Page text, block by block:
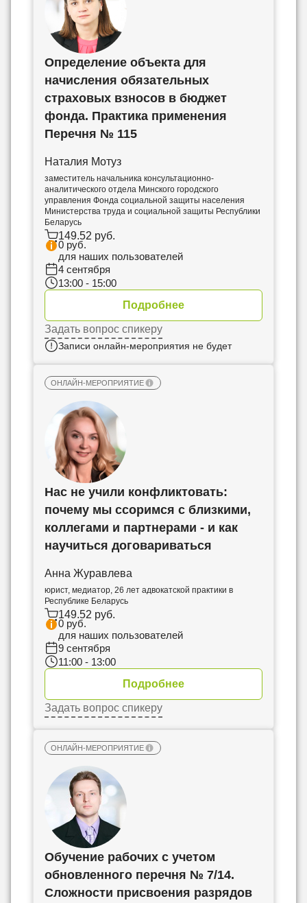
Определение объекта для
начисления обязательных
страховых взносов в бюджет
фонда. Практика применения
Перечня № 115
Наталия Мотуз
заместитель начальника консультационно-
аналитического отдела Минского городского
управления Фонда социальной защиты населения
Министерства труда и социальной защиты Республики
Беларусь
149.52 руб.
0 руб.
для наших пользователей
4 сентября
13:00 - 15:00
Подробнее
Задать вопрос спикеру
Записи онлайн-мероприятия не будет
ОНЛАЙН-МЕРОПРИЯТИЕ
Нас не учили конфликтовать:
почему мы ссоримся с близкими,
коллегами и партнерами - и как
научиться договариваться
Анна Журавлева
юрист, медиатор, 26 лет адвокатской практики в
Республике Беларусь
149.52 руб.
0 руб.
для наших пользователей
9 сентября
11:00 - 13:00
Подробнее
Задать вопрос спикеру
ОНЛАЙН-МЕРОПРИЯТИЕ
Обучение рабочих с учетом
обновленного перечня № 7/14.
Сложности присвоения разрядов